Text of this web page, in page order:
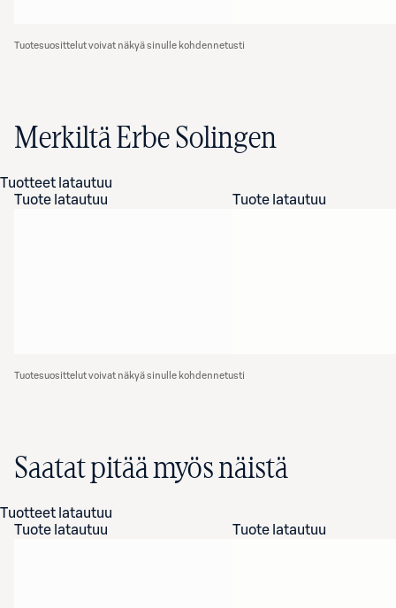
Tuotesuosittelut voivat näkyä sinulle kohdennetusti
Merkiltä Erbe Solingen
Tuotteet latautuu
Tuote latautuu
Tuote latautuu
Tuotesuosittelut voivat näkyä sinulle kohdennetusti
Saatat pitää myös näistä
Tuotteet latautuu
Tuote latautuu
Tuote latautuu